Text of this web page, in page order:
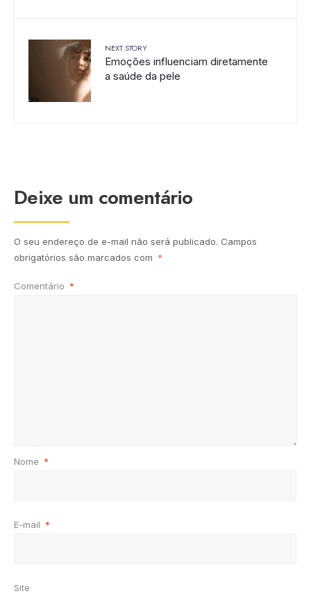
NEXT STORY
Emoções influenciam diretamente
a saúde da pele
Deixe um comentário
O seu endereço de e-mail não será publicado. Campos
obrigatórios são marcados com *
Comentário *
Nome *
E-mail *
Site